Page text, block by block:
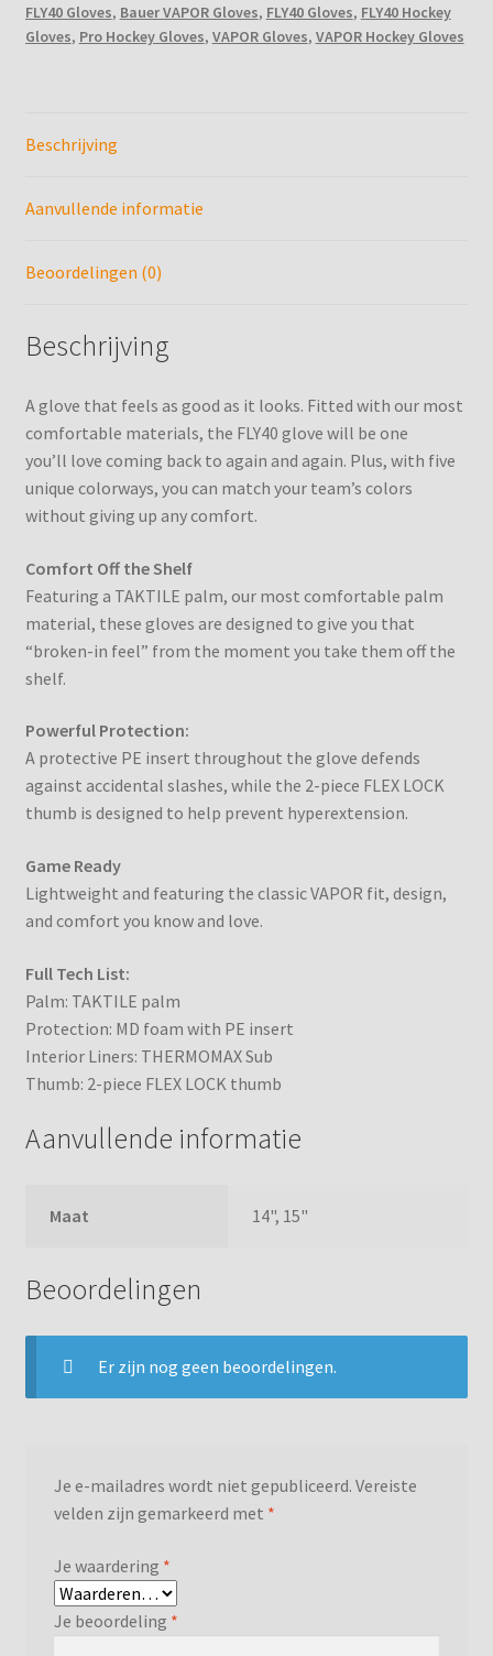
Etn Tags
IJshockey
Kunstschaats Rocker
Kunstschaatsen
Kunstschaatsen Slijpen
Mijn boekingen
Profiel Slijpen IJshockeyschaatsen
Profiel Slijpen IJshockeyschaatsen Goalie
Service
Shooting-lane Reserveren
Slijpen IJshockeyschaatsen
Tips
Verlanglijst
Winkelwagen
FLY40 Gloves, Bauer VAPOR Gloves, FLY40 Gloves, FLY40 Hockey
Gloves, Pro Hockey Gloves, VAPOR Gloves, VAPOR Hockey Gloves
Beschrijving
Aanvullende informatie
Beoordelingen (0)
Beschrijving
A glove that feels as good as it looks. Fitted with our most
comfortable materials, the FLY40 glove will be one
you’ll love coming back to again and again. Plus, with five
unique colorways, you can match your team’s colors
without giving up any comfort.
Comfort Off the Shelf
Featuring a TAKTILE palm, our most comfortable palm
material, these gloves are designed to give you that
“broken-in feel” from the moment you take them off the
shelf.
Powerful Protection:
A protective PE insert throughout the glove defends
against accidental slashes, while the 2-piece FLEX LOCK
thumb is designed to help prevent hyperextension.
Game Ready
Lightweight and featuring the classic VAPOR fit, design,
and comfort you know and love.
Full Tech List:
Palm: TAKTILE palm
Protection: MD foam with PE insert
Interior Liners: THERMOMAX Sub
Thumb: 2-piece FLEX LOCK thumb
Aanvullende informatie
Maat 14", 15"
Beoordelingen
Er zijn nog geen beoordelingen.
Je e-mailadres wordt niet gepubliceerd. Vereiste
velden zijn gemarkeerd met *
Je waardering *
Je beoordeling *